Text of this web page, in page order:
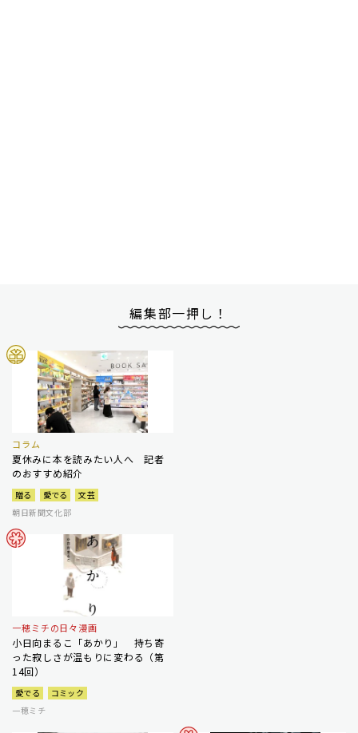
編集部一押し！
コラム
夏休みに本を読みたい人へ 記者
のおすすめ紹介
贈る 愛でる
文芸
朝日新聞文化部
一穂ミチの日々漫画
小日向まるこ「あかり」 持ち寄
った寂しさが温もりに変わる（第
14回）
愛でる
コミック
一穂ミチ